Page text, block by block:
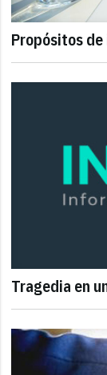
Propósitos
Tragedia en